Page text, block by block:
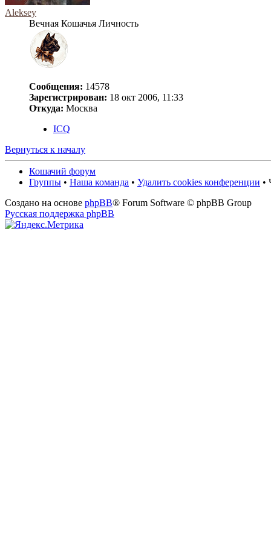
Aleksey
Вечная Кошачья Личность
Сообщения: 14578
Зарегистрирован: 18 окт 2006, 11:33
Откуда: Москва
ICQ
Вернуться к началу
Кошачий форум
Группы • Наша команда • Удалить cookies конференции •
Создано на основе phpBB® Forum Software © phpBB Group
Русская поддержка phpBB